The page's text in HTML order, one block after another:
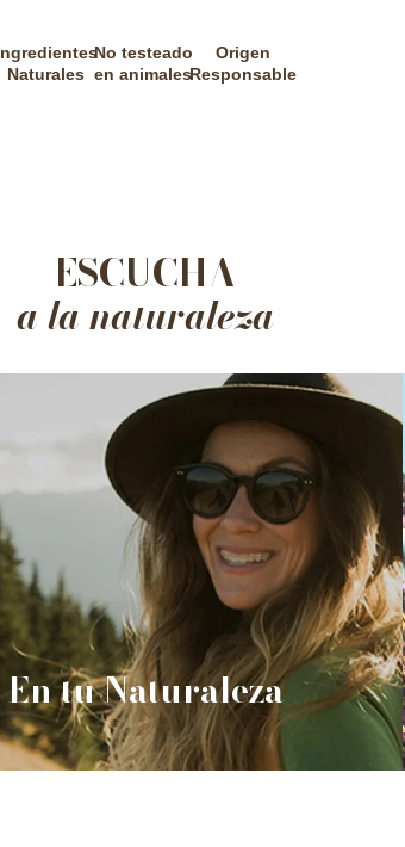
Ingredientes
Naturales
No testeado
en animales
Origen
Responsable
ESCUCHA
a la naturaleza
En tu Naturaleza